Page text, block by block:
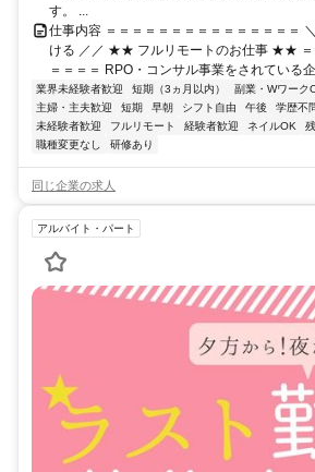
す。 ...
仕事内容 ＝＝＝＝＝＝＝＝＝＝＝＝＝＝＝
ける ／／ ★★ フルリモートのお仕事 ★★ ＝
＝＝＝＝ RPO・コンサル事業をされている
業界未経験者歓迎 短期（3ヵ月以内） 副業・Wワーク
主婦・主夫歓迎
短期 早朝 シフト自由 午後 学歴不
未経験者歓迎
フルリモート 経験者歓迎 ネイルOK
職種変更なし
研修あり
同じ企業の求人
アルバイト・パート